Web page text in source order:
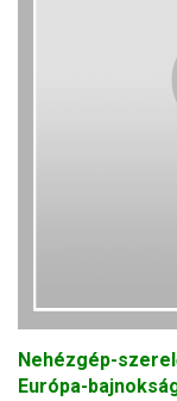
Nehézgép-
Európa-